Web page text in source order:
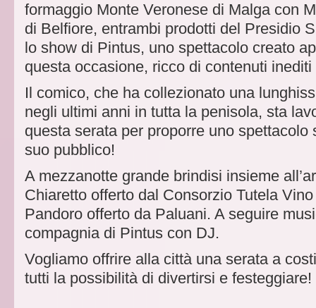
formaggio Monte Veronese di Malga con
di Belfiore, entrambi prodotti del Presidio
lo show di Pintus, uno spettacolo creato
questa occasione, ricco di contenuti
Il comico, che ha collezionato una
negli ultimi anni in tutta la penisola, sta
questa serata per proporre uno spettacolo
suo pubblico!
A mezzanotte grande brindisi insieme
Chiaretto offerto dal Consorzio Tutela
Pandoro offerto da Paluani. A seguire
compagnia di Pintus con DJ.
Vogliamo offrire alla città una serata a
tutti la possibilità di divertirsi e festeggiare!